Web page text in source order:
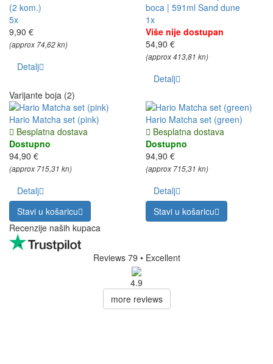
(2 kom.)
5x
9,90 €
(approx 74,62 kn)
Detalj
boca | 591ml Sand dune
1x
Više nije dostupan
54,90 €
(approx 413,81 kn)
Detalj
Varijante boja (2)
Hario Matcha set (pink)
Besplatna dostava
Dostupno
94,90 €
(approx 715,31 kn)
Detalj
Stavi u košaricu
Hario Matcha set (green)
Besplatna dostava
Dostupno
94,90 €
(approx 715,31 kn)
Detalj
Stavi u košaricu
Recenzije naših kupaca
Reviews 79 • Excellent
4.9
more reviews